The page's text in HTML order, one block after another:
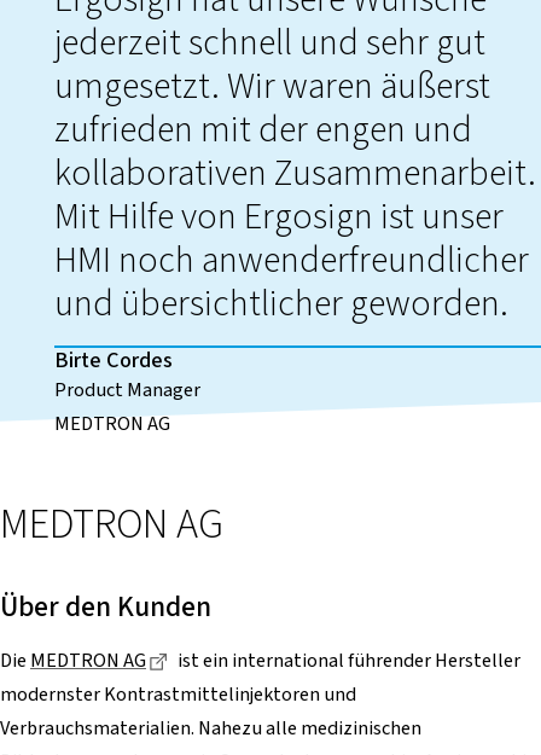
jederzeit schnell und sehr gut
umgesetzt. Wir waren äußerst
zufrieden mit der engen und
kollaborativen Zusammenarbeit.
Mit Hilfe von Ergosign ist unser
HMI noch anwenderfreundlicher
und übersichtlicher geworden.
Birte Cordes
Product Manager
MEDTRON AG
MEDTRON AG
Über den Kunden
Die MEDTRON AG Dieser Link führt zu einer externen Seite
ist ein international führender Hersteller
modernster Kontrastmittelinjektoren und
Verbrauchsmaterialien. Nahezu alle medizinischen